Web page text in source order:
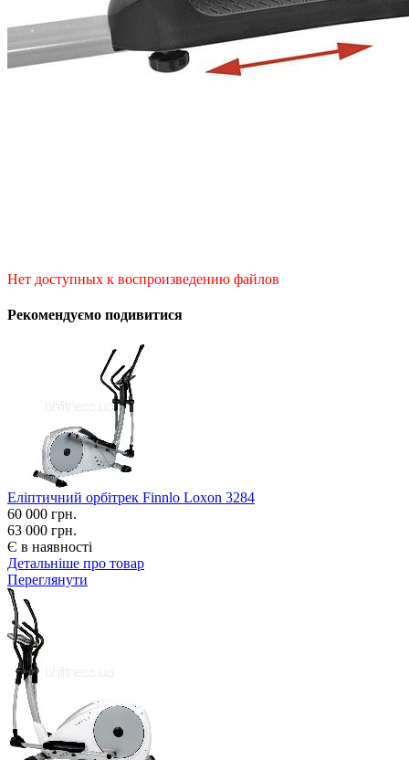
Нет доступных к воспроизведению файлов
Рекомендуємо подивитися
Еліптичний орбітрек Finnlo Loxon 3284
60 000 грн.
63 000 грн.
Є в наявності
Детальніше про товар
Переглянути